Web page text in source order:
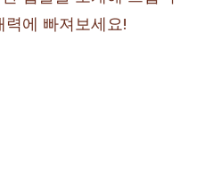
에 빠져보세요!